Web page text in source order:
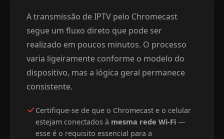
A transmissão de IPTV pelo Chromecast
segue um fluxo direto que pode ser
realizado em poucos minutos. O processo
varia ligeiramente conforme o modelo do
dispositivo, mas a lógica geral permanece
consistente.
Certifique-se de que o Chromecast e o celular
estejam conectados à mesma rede Wi-Fi —
esse é o requisito essencial para a